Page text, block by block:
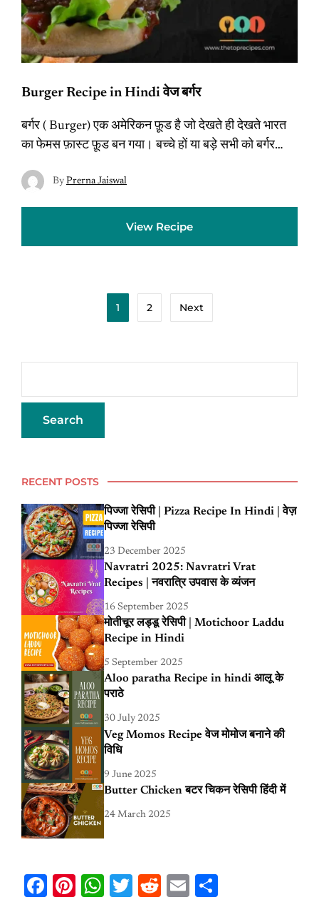
Burger Recipe in Hindi वेज बर्गर
बर्गर ( Burger) एक अमेरिकन फ़ूड है जो देखते ही देखते भारत
का फेमस फ़ास्ट फ़ूड बन गया। बच्चे हों या बड़े सभी को बर्गर…
By Prerna Jaiswal
View Recipe
1 2 Next
RECENT POSTS
पिज्जा रेसिपी | Pizza Recipe In Hindi | वेज़
पिज्जा रेसिपी
23 December 2025
Navratri 2025: Navratri Vrat
Recipes | नवरात्रि उपवास के व्यंजन
16 September 2025
मोतीचूर लड्डू रेसिपी | Motichoor Laddu
Recipe in Hindi
5 September 2025
Aloo paratha Recipe in hindi आलू के
पराठे
30 July 2025
Veg Momos Recipe वेज मोमोज बनाने की
विधि
9 June 2025
Butter Chicken बटर चिकन रेसिपी हिंदी में
24 March 2025
Facebook
Pinterest
WhatsApp
Twitter
RedditEmail